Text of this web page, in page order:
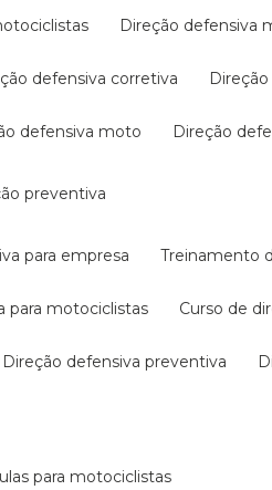
direção defensiva
defensiva corretiva
defensiva moto direção
preventiva
para empresa treinamento
para motociclistas curso de
direção defensiva preventiva
para motociclistas